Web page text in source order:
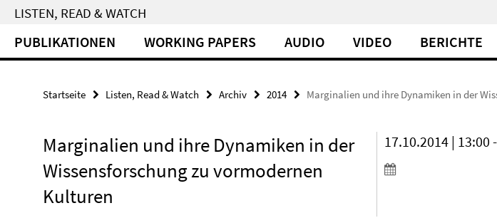
LISTEN, READ & WATCH
PUBLIKATIONEN WORKING PAPERS AUDIO VIDEO BERICHTE
Startseite Listen, Read & Watch Archiv 2014 Marginalien und ihre Dynamiken in der
Marginalien und ihre Dynamiken in der
Wissensforschung zu vormodernen
Kulturen
17.10.2014 | 13:00